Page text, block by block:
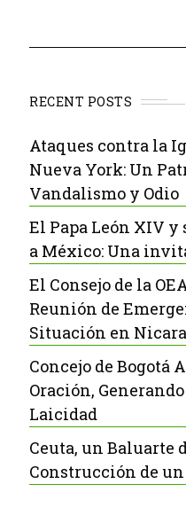
RECENT POSTS
Ataques contra la
Nueva York: Un
Vandalismo y Odio
El Papa León XIV
a México: Una
El Consejo de la
Reunión de
Situación en
Concejo de Bogotá
Oración,
Laicidad
Ceuta, un Baluarte
Construcción de un